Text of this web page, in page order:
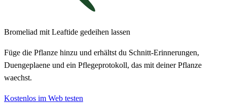
Bromeliad mit Leaftide gedeihen lassen
Füge die Pflanze hinzu und erhältst du Schnitt-Erinnerungen,
Duengeplaene und ein Pflegeprotokoll, das mit deiner Pflanze
waechst.
Kostenlos im Web testen